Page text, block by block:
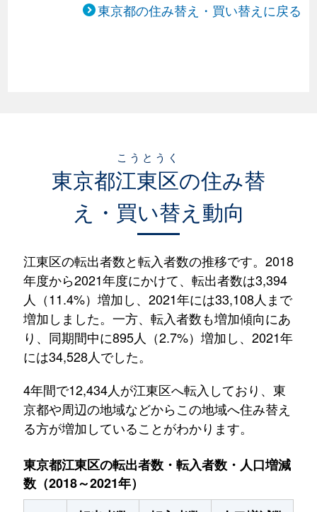
東京都の住み替え・買い替えに戻る
東京都江東区
こうとうく
の住み替
え・買い替え動向
江東区の転出者数と転入者数の推移です。2018
年度から2021年度にかけて、転出者数は3,394
人（11.4%）増加し、2021年には33,108人まで
増加しました。一方、転入者数も増加傾向にあ
り、同期間中に895人（2.7%）増加し、2021年
には34,528人でした。
4年間で12,434人が江東区へ転入しており、東
京都や周辺の地域などからこの地域へ住み替え
る方が増加していることがわかります。
東京都江東区の転出者数・転入者数・人口増減
数（2018～2021年）